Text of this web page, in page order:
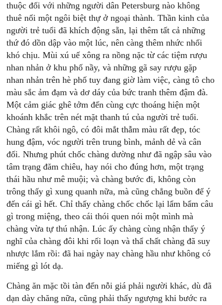
thuộc đối với những người dân Petersburg nào không
thuê nổi một ngôi biệt thự ở ngoại thành. Thần kinh của
người trẻ tuổi đã khích động sẵn, lại thêm tất cả những
thứ đó dồn dập vào một lúc, nên càng thêm nhức nhối
khó chịu. Mùi xú uế xông ra nồng nặc từ các tiệm rượu
nhan nhản ở khu phố nầy, và những gã say rượu gặp
nhan nhản trên hè phố tuy đang giờ làm việc, càng tô cho
màu sắc ảm đạm và dơ dáy của bức tranh thêm đậm đà.
Một cảm giác ghê tởm đến cùng cực thoáng hiện một
khoánh khắc trên nét mặt thanh tú của người trẻ tuổi.
Chàng rất khôi ngô, có đôi mắt thẫm màu rất đẹp, tóc
hung đậm, vóc người trên trung bình, mảnh dẻ và cân
đối. Nhưng phút chốc chàng dường như đã ngập sâu vào
tâm trạng đăm chiêu, hay nói cho đúng hơn, một trạng
thái hầu như mê muội; và chàng bước đi, không còn
trông thấy gì xung quanh nữa, mà cũng chẳng buồn để ý
đến cái gì hết. Chỉ thấy chàng chốc chốc lại lẩm bẩm câu
gì trong miệng, theo cái thói quen nói một mình mà
chàng vừa tự thú nhận. Lúc ấy chàng cùng nhận thấy ý
nghĩ của chàng đôi khi rối loạn và thẩ chất chàng đã suy
nhược lắm rồi: đã hai ngày nay chàng hầu như không có
miếng gì lót dạ.
Chàng ăn mặc tồi tàn đến nỗi giá phải người khác, dù đã
dạn dày chăng nữa, cũng phải thấy ngượng khi bước ra